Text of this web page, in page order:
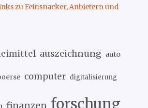
zu Feinsnacker, Anbietern und
auszeichnung auto
computer digitalisierung
finanzen forschung